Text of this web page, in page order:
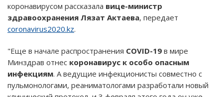
коронавирусом рассказала вице-министр
здравоохранения Лязат Актаева, передает
coronavirus2020.kz.
"Еще в начале распространения COVID-19 в мире
Минздрав отнес коронавирус к особо опасным
инфекциям. А ведущие инфекционисты совместно с
пульмонологами, реаниматологами разработали новый